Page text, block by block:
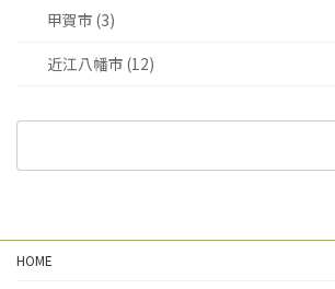
甲賀市 (3)
近江八幡市 (12)
HOME